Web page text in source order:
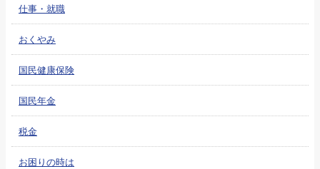
仕事・就職
おくやみ
国民健康保険
国民年金
税金
お困りの時は